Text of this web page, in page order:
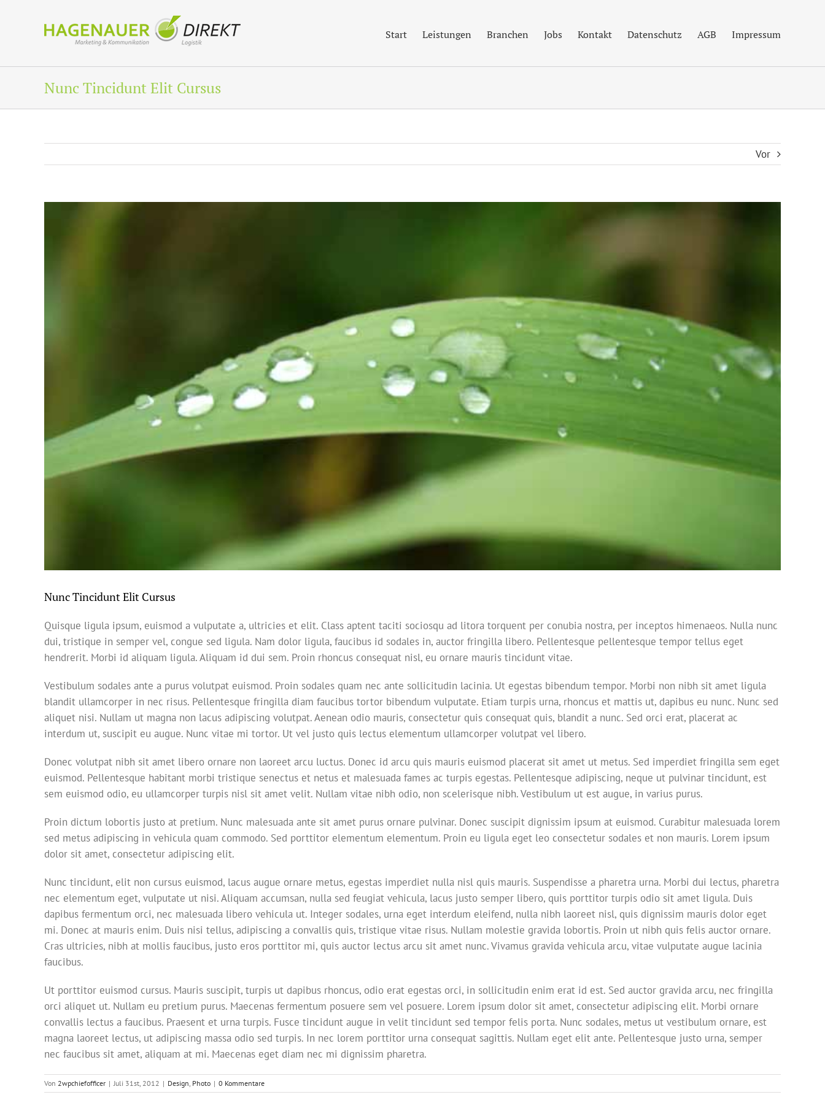
Start Leistungen Branchen Jobs Kontakt Datenschutz AGB Impressum
Nunc Tincidunt Elit Cursus
Vor
Nunc Tincidunt Elit Cursus
Quisque ligula ipsum, euismod a vulputate a, ultricies et elit. Class aptent taciti sociosqu ad litora torquent per conubia nostra, per inceptos himenaeos. Nulla nunc
dui, tristique in semper vel, congue sed ligula. Nam dolor ligula, faucibus id sodales in, auctor fringilla libero. Pellentesque pellentesque tempor tellus eget
hendrerit. Morbi id aliquam ligula. Aliquam id dui sem. Proin rhoncus consequat nisl, eu ornare mauris tincidunt vitae.
Vestibulum sodales ante a purus volutpat euismod. Proin sodales quam nec ante sollicitudin lacinia. Ut egestas bibendum tempor. Morbi non nibh sit amet ligula
blandit ullamcorper in nec risus. Pellentesque fringilla diam faucibus tortor bibendum vulputate. Etiam turpis urna, rhoncus et mattis ut, dapibus eu nunc. Nunc sed
aliquet nisi. Nullam ut magna non lacus adipiscing volutpat. Aenean odio mauris, consectetur quis consequat quis, blandit a nunc. Sed orci erat, placerat ac
interdum ut, suscipit eu augue. Nunc vitae mi tortor. Ut vel justo quis lectus elementum ullamcorper volutpat vel libero.
Donec volutpat nibh sit amet libero ornare non laoreet arcu luctus. Donec id arcu quis mauris euismod placerat sit amet ut metus. Sed imperdiet fringilla sem eget
euismod. Pellentesque habitant morbi tristique senectus et netus et malesuada fames ac turpis egestas. Pellentesque adipiscing, neque ut pulvinar tincidunt, est
sem euismod odio, eu ullamcorper turpis nisl sit amet velit. Nullam vitae nibh odio, non scelerisque nibh. Vestibulum ut est augue, in varius purus.
Proin dictum lobortis justo at pretium. Nunc malesuada ante sit amet purus ornare pulvinar. Donec suscipit dignissim ipsum at euismod. Curabitur malesuada lorem
sed metus adipiscing in vehicula quam commodo. Sed porttitor elementum elementum. Proin eu ligula eget leo consectetur sodales et non mauris. Lorem ipsum
dolor sit amet, consectetur adipiscing elit.
Nunc tincidunt, elit non cursus euismod, lacus augue ornare metus, egestas imperdiet nulla nisl quis mauris. Suspendisse a pharetra urna. Morbi dui lectus, pharetra
nec elementum eget, vulputate ut nisi. Aliquam accumsan, nulla sed feugiat vehicula, lacus justo semper libero, quis porttitor turpis odio sit amet ligula. Duis
dapibus fermentum orci, nec malesuada libero vehicula ut. Integer sodales, urna eget interdum eleifend, nulla nibh laoreet nisl, quis dignissim mauris dolor eget
mi. Donec at mauris enim. Duis nisi tellus, adipiscing a convallis quis, tristique vitae risus. Nullam molestie gravida lobortis. Proin ut nibh quis felis auctor ornare.
Cras ultricies, nibh at mollis faucibus, justo eros porttitor mi, quis auctor lectus arcu sit amet nunc. Vivamus gravida vehicula arcu, vitae vulputate augue lacinia
faucibus.
Ut porttitor euismod cursus. Mauris suscipit, turpis ut dapibus rhoncus, odio erat egestas orci, in sollicitudin enim erat id est. Sed auctor gravida arcu, nec fringilla
orci aliquet ut. Nullam eu pretium purus. Maecenas fermentum posuere sem vel posuere. Lorem ipsum dolor sit amet, consectetur adipiscing elit. Morbi ornare
convallis lectus a faucibus. Praesent et urna turpis. Fusce tincidunt augue in velit tincidunt sed tempor felis porta. Nunc sodales, metus ut vestibulum ornare, est
magna laoreet lectus, ut adipiscing massa odio sed turpis. In nec lorem porttitor urna consequat sagittis. Nullam eget elit ante. Pellentesque justo urna, semper
nec faucibus sit amet, aliquam at mi. Maecenas eget diam nec mi dignissim pharetra.
Von 2wpchiefofficer | Juli 31st, 2012 | Design Photo | 0 Kommentare